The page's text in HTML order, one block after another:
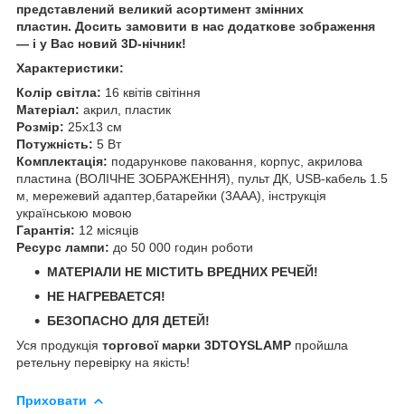
представлений великий асортимент змінних
пластин. Досить замовити в нас додаткове зображення
— і у Вас новий 3D-нічник!
Характеристики:
Колір світла: 16 квітів світіння
Матеріал: акрил, пластик
Розмір: 25х13 см
Потужність: 5 Вт
Комплектація: подарункове паковання, корпус, акрилова
пластина (ВОЛІЧНЕ ЗОБРАЖЕННЯ), пульт ДК, USB-кабель 1.5
м, мережевий адаптер,батарейки (3ААА), інструкція
українською мовою
Гарантія: 12 місяців
Ресурс лампи: до 50 000 годин роботи
МАТЕРІАЛИ НЕ МІСТИТЬ ВРЕДНИХ РЕЧЕЙ!
НЕ НАГРЕВАЕТСЯ!
БЕЗОПАСНО ДЛЯ ДЕТЕЙ!
Уся продукція торгової марки 3DTOYSLAMP пройшла
ретельну перевірку на якість!
Приховати